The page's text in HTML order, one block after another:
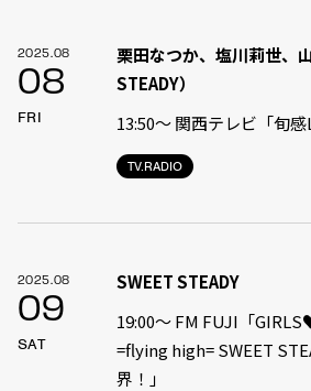
2025.08
08
FRI
TV.RADIO
栗田なつか、塩川莉世、
STEADY）
13:50〜 関西テレビ「旬感
2025.08
09
SAT
SWEET STEADY
19:00〜 FM FUJI「
=flying high= SWEET
界！」